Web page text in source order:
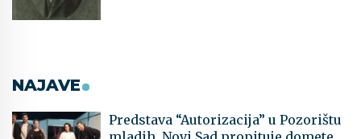
NAJAVE
Predstava “Autorizacija” u Pozorištu